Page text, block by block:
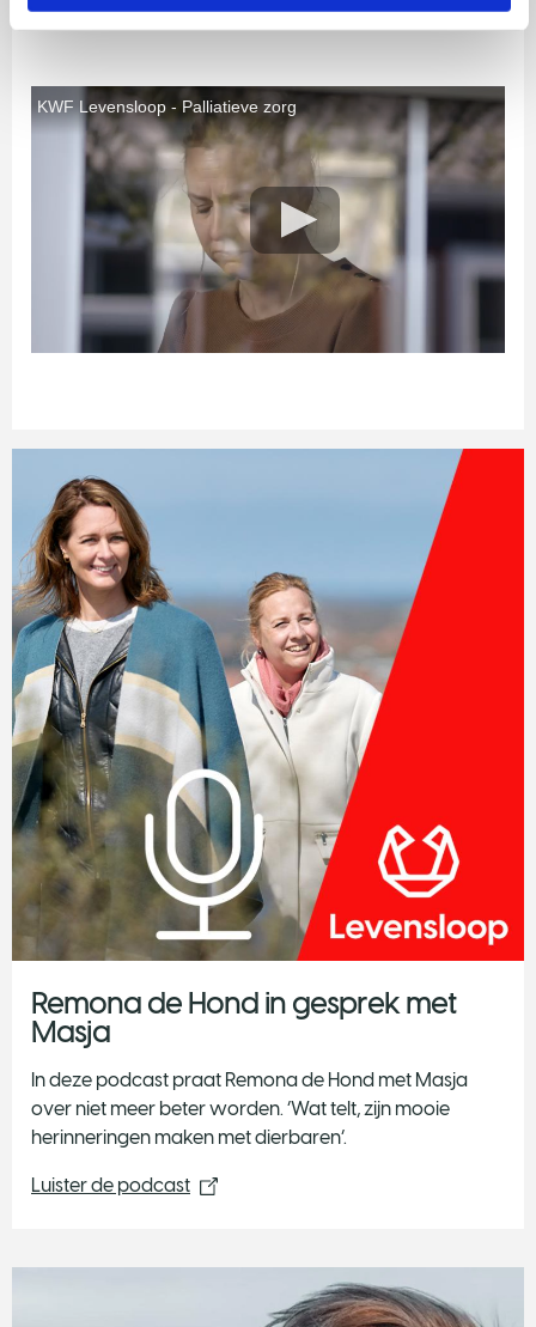
gesprek. Samen staan zij stil bij het leven.
Remona de Hond in gesprek met
Masja
In deze podcast praat Remona de Hond met Masja
over niet meer beter worden. ‘Wat telt, zijn mooie
herinneringen maken met dierbaren’.
Luister de podcast